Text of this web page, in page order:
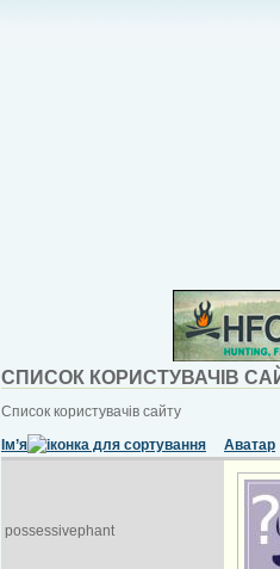
СПИСОК КОРИСТУВАЧІВ
Список користувачів сайту
Ім’я
Аватар
possessivephant